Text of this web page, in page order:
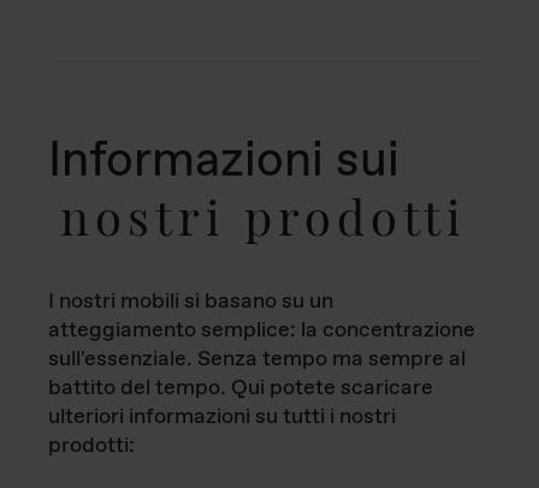
Informazioni sui
nostri prodotti
I nostri mobili si basano su un
atteggiamento semplice: la concentrazione
sull'essenziale. Senza tempo ma sempre al
battito del tempo. Qui potete scaricare
ulteriori informazioni su tutti i nostri
prodotti: